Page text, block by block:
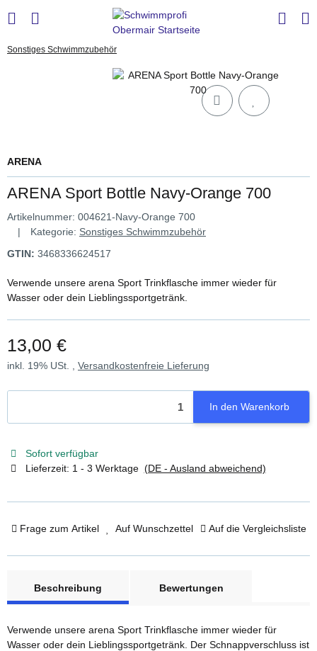
Sonstiges Schwimmzubehör
ARENA
ARENA Sport Bottle Navy-Orange 700
Artikelnummer: 004621-Navy-Orange 700
Kategorie: Sonstiges Schwimmzubehör
GTIN: 3468336624517
Verwende unsere arena Sport Trinkflasche immer wieder für
Wasser oder dein Lieblingssportgetränk.
13,00 €
inkl. 19% USt. , Versandkostenfreie Lieferung
In den Warenkorb
Sofort verfügbar
Lieferzeit: 1 - 3 Werktage (DE - Ausland abweichend)
Frage zum Artikel Auf Wunschzettel Auf die Vergleichsliste
Beschreibung
Bewertungen
Verwende unsere arena Sport Trinkflasche immer wieder für
Wasser oder dein Lieblingssportgetränk. Der Schnappverschluss ist